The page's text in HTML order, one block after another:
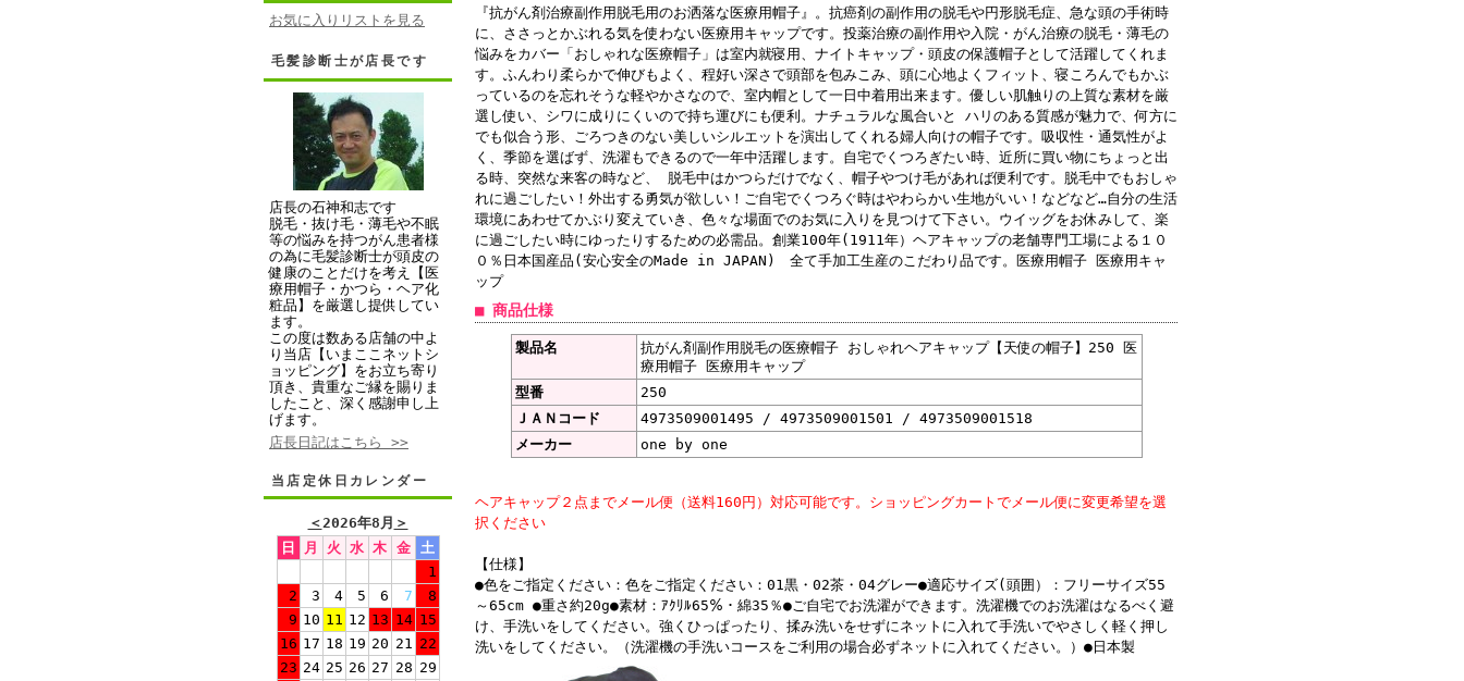
お気に入りリストを見る
毛髪診断士が店長です
店長の石神和志です
脱毛・抜け毛・薄毛や不眠
等の悩みを持つがん患者様
の為に毛髪診断士が頭皮の
健康のことだけを考え【医
療用帽子・かつら・ヘア化
粧品】を厳選し提供してい
ます。
この度は数ある店舗の中よ
り当店【いまここネットシ
ョッピング】をお立ち寄り
頂き、貴重なご縁を賜りま
したこと、深く感謝申し上
げます。
店長日記はこちら >>
当店定休日カレンダー
＜2026年8月 ＞
日
月 火 水 木 金
土
1
2
3 4 5 6 7
8
9 10 11 12 13 14 15
16 17 18 19 20 21 22
23 24 25 26 27 28 29
• 2011/07/02 投稿者：兵庫県高砂市在住Y・Uさん おすすめレベル：★★★★★
レース地が珍しくまた、とても素敵な柄
レース地が珍しくまた、とても素敵な柄で、すぐに気に入りました。帽子のデザインもピッチリしているのに
ひだがあって見た目はふっくらでとても満足しています。有難うございました。 (207黒&207グレー)
• 2011/06/08 投稿者：北海道函館市在住 T・Iさん おすすめレベル：★★★★★
「カツラを被らなくて良い」と大変気に入ってくれました。
薄毛と白髪の84歳の姑はいつもネッカチーフを被り、改まった外出時は古い黒色のカツラを被っています。
この度、急な病気で入院となりヘアキャップをネットで探し、注文しました。「軽くてステキ!」と大喜びで
す。すぐ、洗い替えと改まった外出用に2枚再注文しました。「カツラを被らなくて良い」と大変気に入って
くれました。 (1回目190グレー・2回目152茶・207黒)
• 2011/06/02 投稿者：愛媛県松山市在住 S・Sさん おすすめレベル：★★★★★
いくつになっても女性なんですよね
今回、義母が薬の副作用で頭部の一部が脱毛して、ご近所の方々との懇親が毎月有るのに出席しないと言い出
したのがきっかけでつばのある帽子は取らないといけないからヘアキャップのような帽子がないかと、ネット
で捜してみた所、温洗通販のサイトの中から、私が買ってあげたかった帽子が見つかり、デザインと色は義母
に選んでもらい、すぐにお電話致しました。本人もすごく気に入って、これでお友達の中へ出かけてくれると
思います。義母は84才で、いくつになっても女性なんですよね・・・・・・・・・・・! (207黒)
• 2011/02/03 投稿者：福島県A・S おすすめレベル：★★★★★
実母が抗がん剤治療による脱毛で、精神的ショックをうけており
換をしてもらおうと初めて貴社のキャップを購入しました。柄、素材違いで2枚購入したのですが、母がとて
も気に入ってくれすぐにかぶって笑顔を見せてくれとても嬉しかったです。購入した際、電話にも応対してく
当にありがとうございました。又ぜひ購入したいです。貴社のパンフレット等は有りますか?
• 2011/01/28 投稿者：福島県A・S おすすめレベル：★★★★★
62歳の母が抗がん剤治療で脱毛が始まりました。
色々、ご相談に乗っていただきありがとうございました。205のピンク、189の茶、187の黒など、散々迷っ
た挙句。麻シリーズで、発売早々、人気があるという208ベージュと190グレーに決めました。190グレーの
『抗がん剤治療副作用脱毛用のお洒落な医療用帽子』。抗癌剤の副作用の脱毛や円形脱毛症、急な頭の手術時
に、ささっとかぶれる気を使わない医療用キャップです。投薬治療の副作用や入院・がん治療の脱毛・薄毛の
悩みをカバー「おしゃれな医療帽子」は室内就寝用、ナイトキャップ・頭皮の保護帽子として活躍してくれま
す。ふんわり柔らかで伸びもよく、程好い深さで頭部を包みこみ、頭に心地よくフィット、寝ころんでもかぶ
っているのを忘れそうな軽やかさなので、室内帽として一日中着用出来ます。優しい肌触りの上質な素材を厳
選し使い、シワに成りにくいので持ち運びにも便利。ナチュラルな風合いと ハリのある質感が魅力で、何方に
でも似合う形、ごろつきのない美しいシルエットを演出してくれる婦人向けの帽子です。吸収性・通気性がよ
く、季節を選ばず、洗濯もできるので一年中活躍します。自宅でくつろぎたい時、近所に買い物にちょっと出
る時、突然な来客の時など、 脱毛中はかつらだけでなく、帽子やつけ毛があれば便利です。脱毛中でもおしゃ
れに過ごしたい！外出する勇気が欲しい！ご自宅でくつろぐ時はやわらかい生地がいい！などなど…自分の生活
環境にあわせてかぶり変えていき、色々な場面でのお気に入りを見つけて下さい。ウイッグをお休みして、楽
に過ごしたい時にゆったりするための必需品。創業100年(1911年）ヘアキャップの老舗専門工場による１０
０％日本国産品(安心安全のMade in JAPAN) 全て手加工生産のこだわり品です。医療用帽子 医療用キャ
ップ
■ 商品仕様
製品名
抗がん剤副作用脱毛の医療帽子 おしゃれヘアキャップ【天使の帽子】250 医
療用帽子 医療用キャップ
型番
250
ＪＡＮコード
4973509001495 / 4973509001501 / 4973509001518
メーカー
one by one
ヘアキャップ２点までメール便（送料160円）対応可能です。ショッピングカートでメール便に変更希望を選
択ください
【仕様】
●色をご指定ください：色をご指定ください：01黒・02茶・04グレー●適応サイズ(頭囲）：フリーサイズ55
～65cm ●重さ約20g●素材：ｱｸﾘﾙ65％・綿35％●ご自宅でお洗濯ができます。洗濯機でのお洗濯はなるべく避
け、手洗いをしてください。強くひっぱったり、揉み洗いをせずにネットに入れて手洗いでやさしく軽く押し
洗いをしてください。（洗濯機の手洗いコースをご利用の場合必ずネットに入れてください。）●日本製